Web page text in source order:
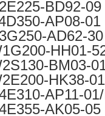
BD92-09
AP08-01
AD62-30
HH01-
BM03-
HK38-01
AP11-
AK05-05